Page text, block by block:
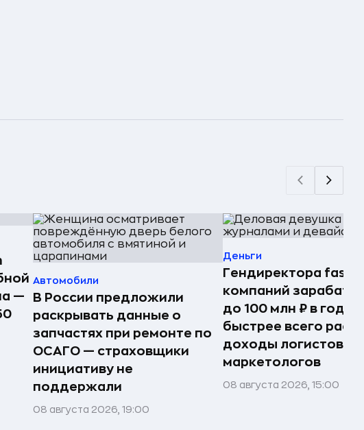
—
Автомобили
В России предложили
раскрывать данные о
запчастях при ремонте по
ОСАГО — страховщики
инициативу не
поддержали
08 августа 2026, 19:00
Деньги
Гендиректора
компаний
до 100 млн ₽ в год —
быстрее всего
доходы логистов и
маркетологов
08 августа 2026, 15:00